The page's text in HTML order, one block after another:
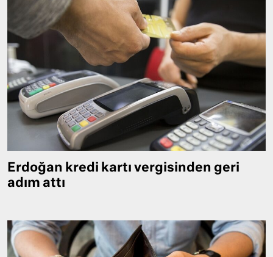
Erdoğan kredi kartı vergisinden geri
adım attı